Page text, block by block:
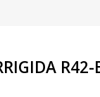
R42-